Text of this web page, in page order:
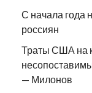
С начала года
россиян
Траты США на
— Милонов